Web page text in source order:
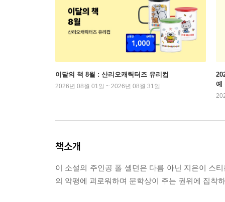
이달의 책 8월 : 산리오캐릭터즈 유리컵
2026년 08월 01일 ~ 2026년 08월 31일
예
책소개
이 소설의 주인공 폴 셸던은 다름 아닌 지은이 스
의 악평에 괴로워하며 문학상이 주는 권위에 집착